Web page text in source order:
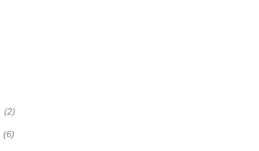
(2)
(6)